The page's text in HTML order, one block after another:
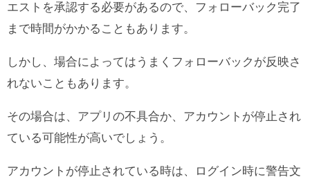
エストを承認する必要があるので、フォローバック完了
まで時間がかかることもあります。
しかし、場合によってはうまくフォローバックが反映さ
れないこともあります。
その場合は、アプリの不具合か、アカウントが停止され
ている可能性が高いでしょう。
アカウントが停止されている時は、ログイン時に警告文